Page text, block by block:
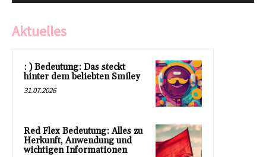
Aktuelles
: ) Bedeutung: Das steckt
hinter dem beliebten Smiley
31.07.2026
Red Flex Bedeutung: Alles zu
Herkunft, Anwendung und
wichtigen Informationen